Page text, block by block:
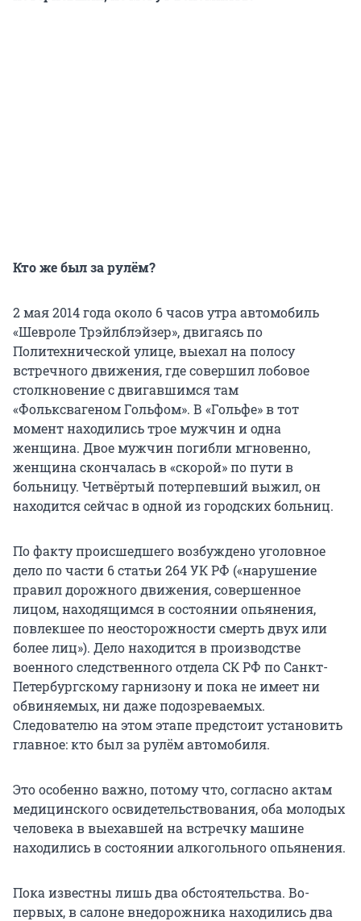
Кто же был за рулём?
2 мая 2014 года около 6 часов утра автомобиль
«Шевроле Трэйлблэйзер», двигаясь по
Политехнической улице, выехал на полосу
встречного движения, где совершил лобовое
столкновение с двигавшимся там
«Фольксвагеном Гольфом». В «Гольфе» в тот
момент находились трое мужчин и одна
женщина. Двое мужчин погибли мгновенно,
женщина скончалась в «скорой» по пути в
больницу. Четвёртый потерпевший выжил, он
находится сейчас в одной из городских больниц.
По факту происшедшего возбуждено уголовное
дело по части 6 статьи 264 УК РФ («нарушение
правил дорожного движения, совершенное
лицом, находящимся в состоянии опьянения,
повлекшее по неосторожности смерть двух или
более лиц»). Дело находится в производстве
военного следственного отдела СК РФ по Санкт-
Петербургскому гарнизону и пока не имеет ни
обвиняемых, ни даже подозреваемых.
Следователю на этом этапе предстоит установить
главное: кто был за рулём автомобиля.
Это особенно важно, потому что, согласно актам
медицинского освидетельствования, оба молодых
человека в выехавшей на встречку машине
находились в состоянии алкогольного опьянения.
Пока известны лишь два обстоятельства. Во-
первых, в салоне внедорожника находились два